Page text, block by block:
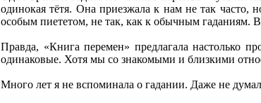
одинокая тётя. Она приезжала к нам не так часто,
особым пиететом, не так, как к обычным гаданиям.
Правда, «Книга перемен» предлагала настолько
одинаковые. Хотя мы со знакомыми и близкими
Много лет я не вспоминала о гадании. Даже не